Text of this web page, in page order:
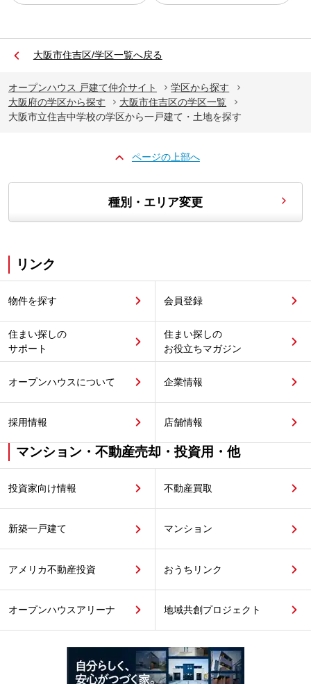
大阪市住吉区/学区一覧へ戻る
オープンハウス 戸建て仲介サイト
学区から探す
大阪府の学区から探す
大阪市住吉区の学区一覧
大阪市立住吉中学校の学区から一戸建て・土地を探す
ページの上部へ
種別・エリア変更
リンク
物件を探す 会員登録
住まい探しの
サポート
住まい探しの
お役立ちマガジン
オープンハウスについて 企業情報
採用情報 店舗情報
マンション・不動産売却・投資用・他
投資家向け情報 不動産買取
新築一戸建て マンション
アメリカ不動産投資 おうちリンク
オープンハウスアリーナ 地域共創プロジェクト